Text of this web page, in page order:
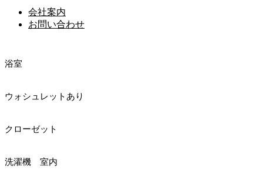
会社案内
お問い合わせ
キッチン
浴室
ウォシュレットあり
クローゼット
洗濯機 室内